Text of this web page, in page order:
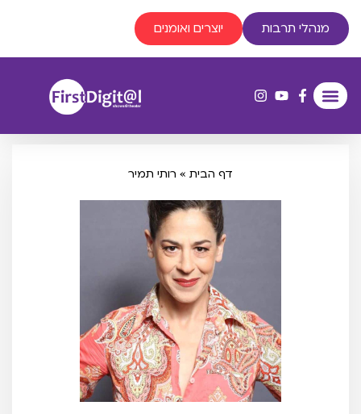
מנהלי תרבות יוצרים ואומנים
דף הבית » רותי תמיר